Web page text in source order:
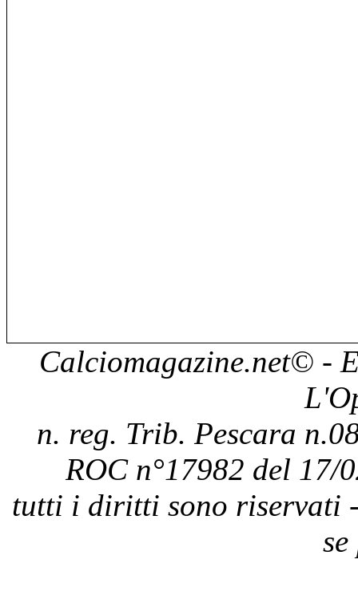
Calciomagazine.net© -
n. reg. Trib. Pescara
ROC n°17982 del 17/
tutti i diritti sono riservati